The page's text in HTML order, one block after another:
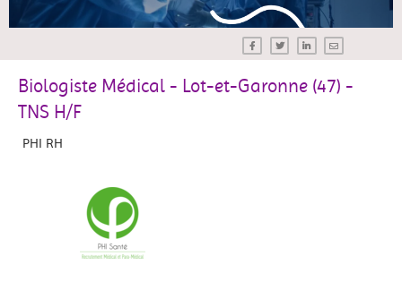
Biologiste Médical - Lot-et-Garonne (47) -
TNS H/F
PHI RH